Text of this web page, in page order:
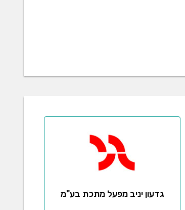
גדעון יניב מפעל מתכת בע"מ